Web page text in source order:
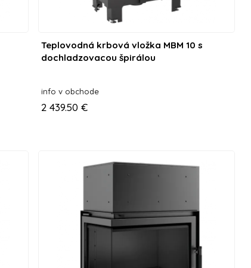
Teplovodná krbová vložka MBM 10 s
dochladzovacou špirálou
info v obchode
2 439.50 €